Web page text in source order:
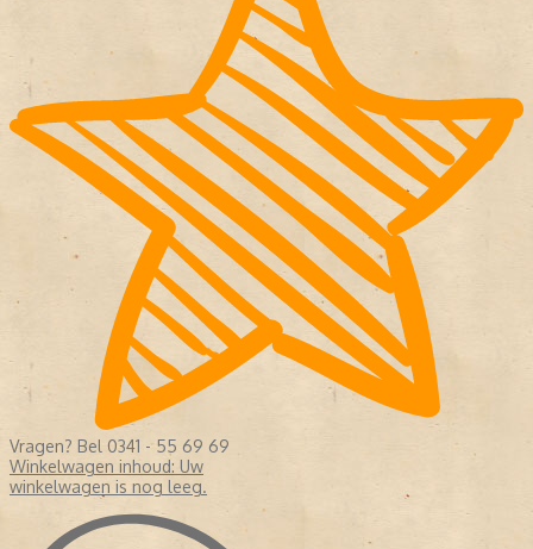
Vragen? Bel 0341 - 55 69 69
Winkelwagen inhoud: Uw
winkelwagen is nog leeg.